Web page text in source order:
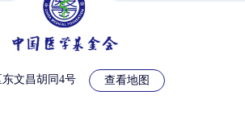
文昌胡同4号
查看地图